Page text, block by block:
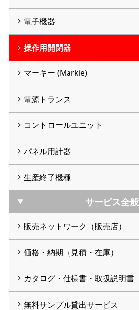
電子機器
操作用開閉器
マーキー (Markie)
電源トランス
コントロールユニット
パネル用計器
生産終了機種
サービス全般
販売ネットワーク（販売店）
価格・納期（見積・在庫）
カタログ・仕様書・取扱説明書
無料サンプル貸出サービス